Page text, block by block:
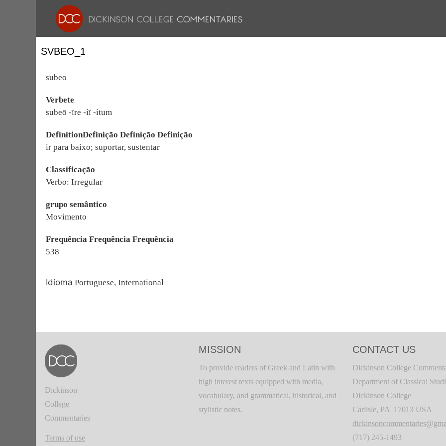
SVBEO_1
subeo
Verbete
subeō -īre -iī -itum
DefinitionDefinição Definição Definição
ir para baixo; suportar, sustentar
Classificação
Verbo: Irregular
grupo semântico
Movimento
Frequência Frequência Frequência
538
Idioma Portuguese, International
Dickinson
College
Commentaries
Terms of use
MISSION
To provide readers of Greek and Latin with
high interest texts equipped with media,
vocabulary, and grammatical, historical, and
stylistic notes.
CONTACT US
Dickinson College
Department of Classical
Dickinson College
Carlisle, PA 17013 USA
(717) 245-1493